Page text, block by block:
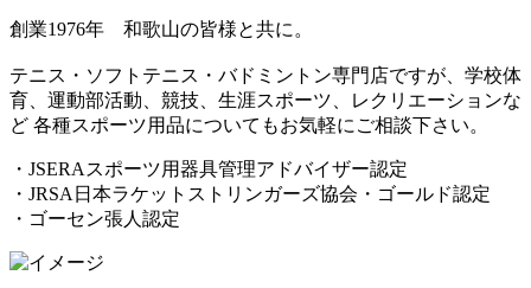
創業1976年 和歌山の皆様と共に。
テニス・ソフトテニス・バドミントン専門店ですが、学校体
育、運動部活動、競技、生涯スポーツ、レクリエーションな
ど 各種スポーツ用品についてもお気軽にご相談下さい。
・JSERAスポーツ用器具管理アドバイザー認定
・JRSA日本ラケットストリンガーズ協会・ゴールド認定
・ゴーセン張人認定